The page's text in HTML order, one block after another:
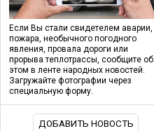
Если Вы стали свидетелем аварии,
пожара, необычного погодного
явления, провала дороги или
прорыва теплотрассы, сообщите об
этом в ленте народных новостей.
Загружайте фотографии через
специальную форму.
ДОБАВИТЬ НОВОСТЬ